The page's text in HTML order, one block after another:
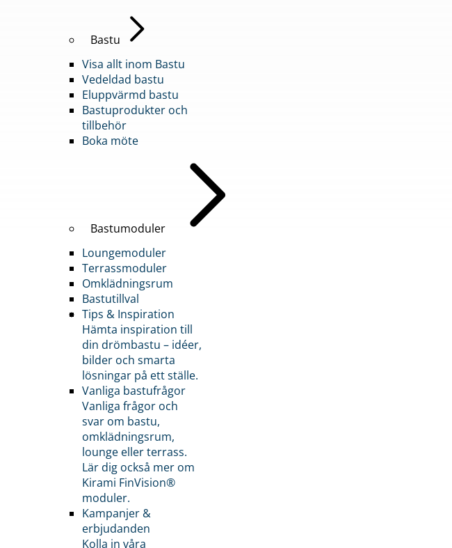
Bastu
Visa allt inom Bastu
Vedeldad bastu
Eluppvärmd bastu
Bastuprodukter och
tillbehör
Boka möte
Bastumoduler
Loungemoduler
Terrassmoduler
Omklädningsrum
Bastutillval
Tips & Inspiration
Hämta inspiration till
din drömbastu – idéer,
bilder och smarta
lösningar på ett ställe.
Vanliga bastufrågor
Vanliga frågor och
svar om bastu,
omklädningsrum,
lounge eller terrass.
Lär dig också mer om
Kirami FinVision®
moduler.
Kampanjer &
erbjudanden
Kolla in våra